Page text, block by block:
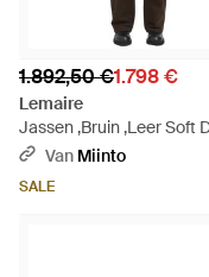
1.892,50 €1.798 €
Lemaire
Jassen ,Bruin ,Leer Soft
- Bruin
Van Miinto
SALE